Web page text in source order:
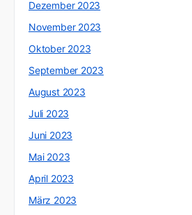
Dezember 2023
November 2023
Oktober 2023
September 2023
August 2023
Juli 2023
Juni 2023
Mai 2023
April 2023
März 2023